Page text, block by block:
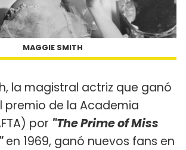
MAGGIE SMITH
la magistral actriz que ganó
premio de la Academia
por "The Prime of Miss
en 1969, ganó nuevos fans en